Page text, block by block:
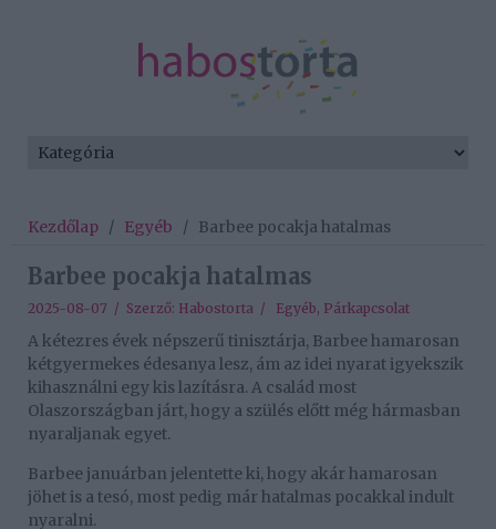
Kezdőlap / Egyéb / Barbee pocakja hatalmas
Barbee pocakja hatalmas
2025-08-07 / Szerző: Habostorta / Egyéb, Párkapcsolat
A kétezres évek népszerű tinisztárja, Barbee hamarosan
kétgyermekes édesanya lesz, ám az idei nyarat igyekszik
kihasználni egy kis lazításra. A család most
Olaszországban járt, hogy a szülés előtt még hármasban
nyaraljanak egyet.
Barbee januárban jelentette ki, hogy akár hamarosan
jöhet is a tesó, most pedig már hatalmas pocakkal indult
nyaralni.